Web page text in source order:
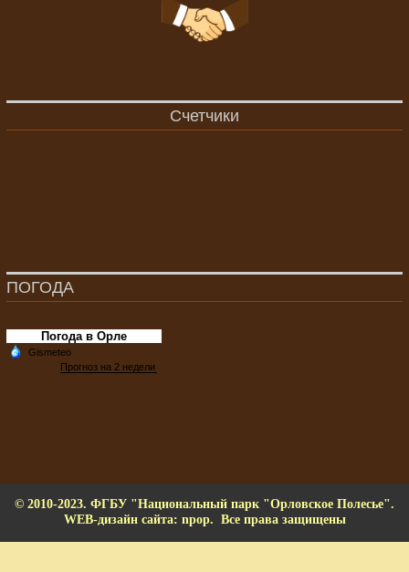
Счетчики
ПОГОДА
Погода в Орле
© 2010-2023. ФГБУ "Национальный парк "Орловское Полесье".
WEB-дизайн сайта: npop. Все права защищены